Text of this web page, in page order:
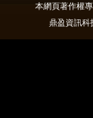
本網頁著作權
鼎盈資訊科